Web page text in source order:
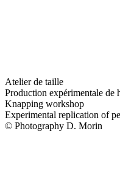
Atelier de taille
Production expérimentale de
Knapping workshop
Experimental replication of
© Photography D. Morin